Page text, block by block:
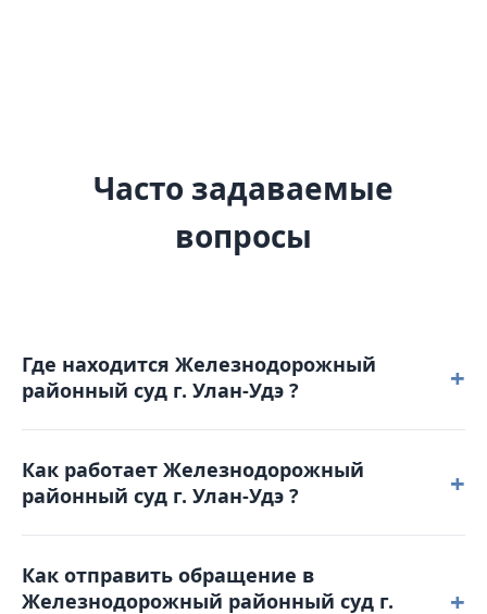
Часто задаваемые
вопросы
Где находится Железнодорожный
районный суд г. Улан-Удэ ?
+
расположен по адресу: 670045, Республика
Бурятия, г. Улан-Удэ, ул. Ботаническая, д. 3 Б.
Как работает Железнодорожный
районный суд г. Улан-Удэ ?
+
00 пятница: с 8-45 до 17-00. Обеденный перерыв с
13-00 до 14-00. Выходные дни: суббота,
Как отправить обращение в
Железнодорожный районный суд г.
+